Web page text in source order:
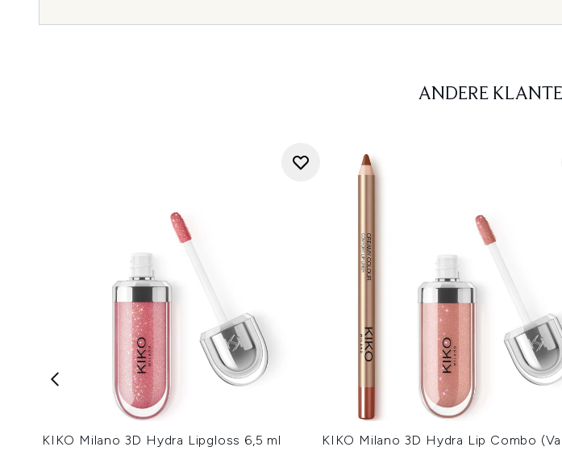
ANDERE
KIKO Milano 3D Hydra Lipgloss 6,5 ml
KIKO Milano 3D Hydra Lip Combo